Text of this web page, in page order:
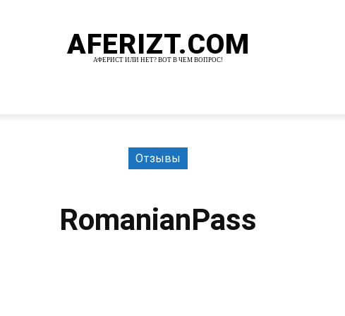
AFERIZT.COM
АФЕРИСТ ИЛИ НЕТ? ВОТ В ЧЕМ ВОПРОС!
Отзывы
RomanianPass